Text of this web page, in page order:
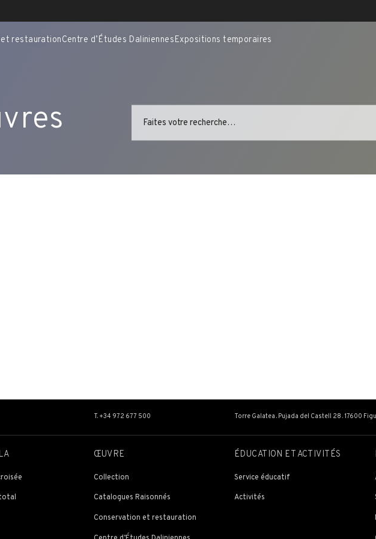
restaurationCentre d’Études DaliniennesExpositions temporaires
T. +34 972 677 500 Torre Galatea . Pujada del Castell 28 . 17600
ŒUVRE
Collection
Catalogues Raisonnés
Conservation et restauration
ÉDUCATION ET ACTIVITÉS
Service éducatif
Activités